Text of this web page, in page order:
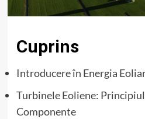
Cuprins
Introducere în Energia
Turbinele Eoliene:
Componente